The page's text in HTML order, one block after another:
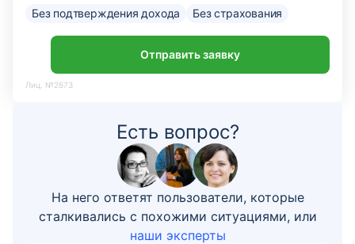
Без подтверждения дохода Без страхования
Отправить заявку
Лиц. №2673
Есть вопрос?
На него ответят пользователи, которые
сталкивались с похожими ситуациями, или
наши эксперты